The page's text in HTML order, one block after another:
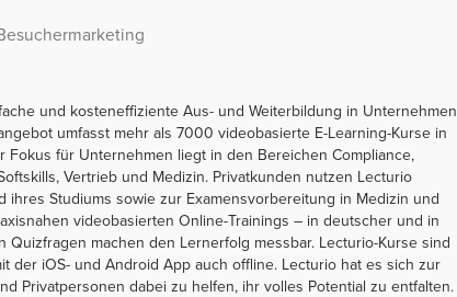
und kosteneffiziente Aus- und Weiterbildung in Unternehmen
umfasst mehr als 7000 videobasierte E-Learning-Kurse in
Fokus für Unternehmen liegt in den Bereichen Compliance,
Vertrieb und Medizin. Privatkunden nutzen Lecturio
ihres Studiums sowie zur Examensvorbereitung in Medizin und
videobasierten Online-Trainings – in deutscher und in
Quizfragen machen den Lernerfolg messbar. Lecturio-Kurse sind
der iOS- und Android App auch offline. Lecturio hat es sich zur
Privatpersonen dabei zu helfen, ihr volles Potential zu entfalten.